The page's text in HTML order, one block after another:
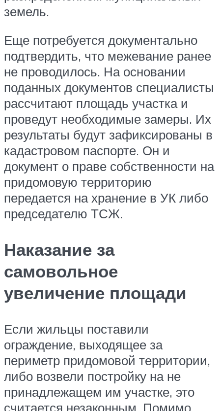
земель.
Еще потребуется документально
подтвердить, что межевание ранее
не проводилось. На основании
поданных документов специалисты
рассчитают площадь участка и
проведут необходимые замеры. Их
результаты будут зафиксированы в
кадастровом паспорте. Он и
документ о праве собственности на
придомовую территорию
передается на хранение в УК либо
председателю ТСЖ.
Наказание за
самовольное
увеличение площади
Если жильцы поставили
ограждение, выходящее за
периметр придомовой территории,
либо возвели постройку на не
принадлежащем им участке, это
считается незаконным. Помимо